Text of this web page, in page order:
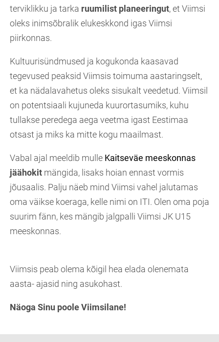
terviklikku ja tarka ruumilist planeeringut, et Viimsi
oleks inimsõbralik elukeskkond igas Viimsi
piirkonnas.
Kultuurisündmused ja kogukonda kaasavad
tegevused peaksid Viimsis toimuma aastaringselt,
et ka nädalavahetus oleks sisukalt veedetud. Viimsil
on potentsiaali kujuneda kuurortasumiks, kuhu
tullakse peredega aega veetma igast Eestimaa
otsast ja miks ka mitte kogu maailmast.
Vabal ajal meeldib mulle Kaitseväe meeskonnas
jäähokit mängida, lisaks hoian ennast vormis
jõusaalis. Palju näeb mind Viimsi vahel jalutamas
oma väikse koeraga, kelle nimi on ITI. Olen oma poja
suurim fänn, kes mängib jalgpalli Viimsi JK U15
meeskonnas.
Viimsis peab olema kõigil hea elada olenemata
aasta- ajasid ning asukohast.
Näoga Sinu poole Viimsilane!